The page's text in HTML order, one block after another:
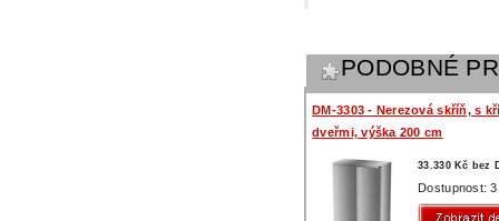
PODOBNÉ
DM-3303 - Nerezová skříň, s
dveřmi, výška 200 cm
33.330 Kč bez
Dostupnost: